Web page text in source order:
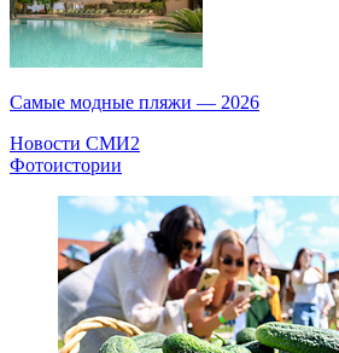
Самые модные пляжи — 2026
Новости СМИ2
Фотоистории